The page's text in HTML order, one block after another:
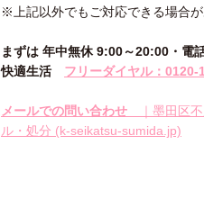
※上記以外でもご対応できる場合が
まずは 年中無休 9:00～20:00・電
快適生活 フリーダイヤル：0120-
メールでの問い合わせ
｜墨田区
ル・処分 (k-seikatsu-sumida.jp)